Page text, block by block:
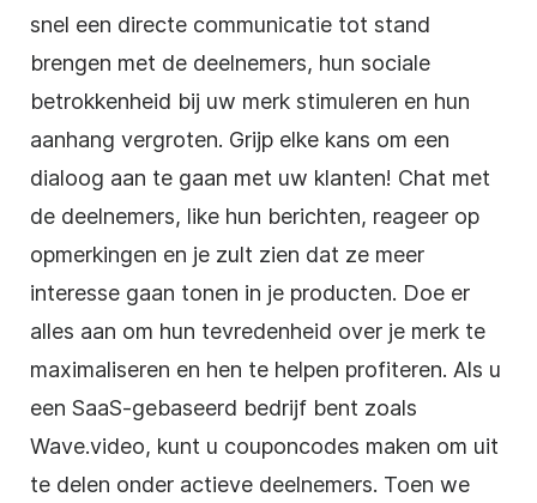
snel een directe communicatie tot stand
brengen met de deelnemers, hun sociale
betrokkenheid bij uw merk stimuleren en hun
aanhang vergroten. Grijp elke kans om een
dialoog aan te gaan met uw klanten! Chat met
de deelnemers, like hun berichten, reageer op
opmerkingen en je zult zien dat ze meer
interesse gaan tonen in je producten. Doe er
alles aan om hun tevredenheid over je merk te
maximaliseren en hen te helpen profiteren. Als u
een SaaS-gebaseerd bedrijf bent zoals
Wave.video, kunt u couponcodes maken om uit
te delen onder actieve deelnemers. Toen we